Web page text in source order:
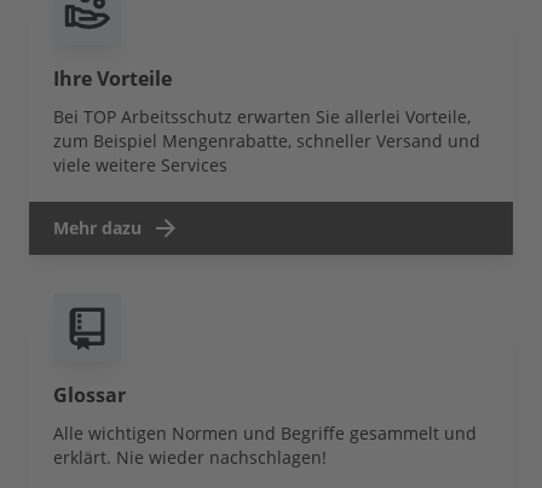
Ihre Vorteile
Bei TOP Arbeitsschutz erwarten Sie allerlei Vorteile,
zum Beispiel Mengenrabatte, schneller Versand und
viele weitere Services
Mehr dazu
Glossar
Alle wichtigen Normen und Begriffe gesammelt und
erklärt. Nie wieder nachschlagen!